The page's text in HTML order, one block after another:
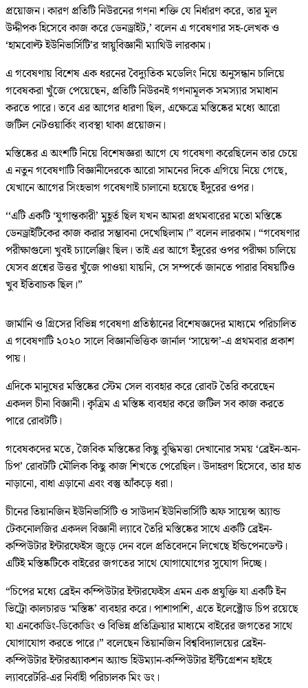
প্রয়োজন। কারণ প্রতিটি নিউরনের গণনা শক্তি যে নির্ধারণ করে, তার মূল
উদ্দীপক হিসেবে কাজ করে ডেনড্রাইট,’ বলেন এ গবেষণার সহ-লেখক ও
‘হামবোল্ট ইউনিভার্সিটি’র স্নায়ুবিজ্ঞানী ম্যাথিউ লারকাম।
এ গবেষণায় বিশেষ এক ধরনের বৈদ্যুতিক মডেলিং নিয়ে অনুসন্ধান চালিয়ে
গবেষকরা খুঁজে পেয়েছেন, প্রতিটি নিউরনই গণনামূলক সমস্যার সমাধান
করতে পারে। তবে এর আগের ধারণা ছিল, এক্ষেত্রে মস্তিষ্কের মধ্যে আরো
জটিল নেটওয়ার্কিং ব্যবস্থা থাকা প্রয়োজন।
মস্তিষ্কের এ অংশটি নিয়ে বিশেষজ্ঞরা আগে যে গবেষণা করেছিলেন তার চেয়ে
এ নতুন গবেষণাটি বিজ্ঞানীদেরকে আরো সামনের দিকে এগিয়ে নিয়ে গেছে,
যেখানে আগের সিংহভাগ গবেষণাই চালানো হয়েছে ইঁদুরের ওপর।
‘‘এটি একটি ‘যুগান্তকারী’ মুহূর্ত ছিল যখন আমরা প্রথমবারের মতো মস্তিষ্কে
ডেনড্রাইটিকের কাজ করার সম্ভাবনা দেখেছিলাম।” বলেন লারকাম। “গবেষণার
পরীক্ষাগুলো খুবই চ্যালেঞ্জিং ছিল। তাই এর আগে ইঁদুরের ওপর পরীক্ষা চালিয়ে
যেসব প্রশ্নের উত্তর খুঁজে পাওয়া যায়নি, সে সম্পর্কে জানতে পারার বিষয়টিও
খুব ইতিবাচক ছিল।”
জার্মানি ও গ্রিসের বিভিন্ন গবেষণা প্রতিষ্ঠানের বিশেষজ্ঞদের মাধ্যমে পরিচালিত
এ গবেষণাটি ২০২০ সালে বিজ্ঞানভিত্তিক জার্নাল ‘সায়েন্স’-এ প্রথমবার প্রকাশ
পায়।
এদিকে মানুষের মস্তিষ্কের স্টেম সেল ব্যবহার করে রোবট তৈরি করেছেন
একদল চীনা বিজ্ঞানী। কৃত্রিম এ মস্তিষ্ক ব্যবহার করে জটিল সব কাজ করতে
পারে রোবটটি।
গবেষকদের মতে, জৈবিক মস্তিষ্কের কিছু বুদ্ধিমত্তা দেখানোর সময় ‘ব্রেইন-অন-
চিপ’ রোবটটি মৌলিক কিছু কাজ শিখতে পেরেছিল। উদাহরণ হিসেবে, তার হাত
নাড়ানো, বাধা এড়ানো এবং বস্তু আঁকড়ে ধরা।
চীনের তিয়ানজিন ইউনিভার্সিটি ও সাউদার্ন ইউনিভার্সিটি অফ সায়েন্স অ্যান্ড
টেকনোলজির একদল বিজ্ঞানী ল্যাবে তৈরি মস্তিষ্কের সাথে একটি ব্রেইন-
কম্পিউটার ইন্টারফেইস জুড়ে দেন বলে প্রতিবেদনে লিখেছে ইন্ডিপেনডেন্ট।
এটিই মস্তিষ্কটিকে বাইরের জগতের সাথে যোগাযোগের সুযোগ দিচ্ছে।
“চিপের মধ্যে ব্রেইন কম্পিউটার ইন্টারফেইস এমন এক প্রযুক্তি যা একটি ইন
ভিট্রো কালচারড ‘মস্তিষ্ক’ ব্যবহার করে। পাশাপাশি, এতে ইলেক্ট্রোড চিপ রয়েছে
যা এনকোডিং-ডিকোডিং ও বিভিন্ন প্রতিক্রিয়ার মাধ্যমে বাইরের জগতের সাথে
যোগাযোগ করতে পারে।” বলেছেন তিয়ানজিন বিশ্ববিদ্যালয়ের ব্রেইন-
কম্পিউটার ইন্টারঅ্যাকশন অ্যান্ড হিউম্যান-কম্পিউটার ইন্টিগ্রেশন হাইহে
ল্যাবরেটরি-এর নির্বাহী পরিচালক মিং ডং।